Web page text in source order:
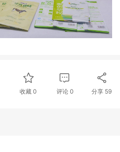
收藏 0 评论 0 分享 59